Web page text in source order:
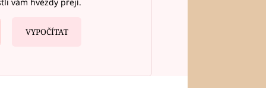
VYPOČÍTAT